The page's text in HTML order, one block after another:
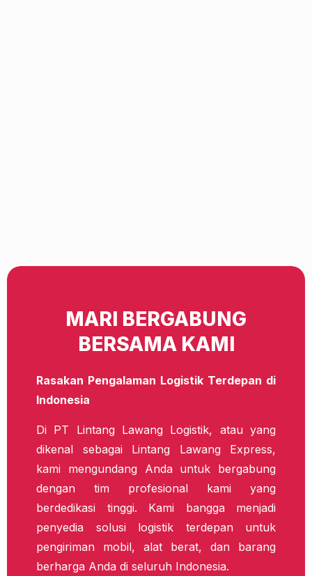
MARI BERGABUNG
BERSAMA KAMI
Rasakan Pengalaman Logistik Terdepan di
Indonesia
Di PT Lintang Lawang Logistik, atau yang
dikenal sebagai Lintang Lawang Express,
kami mengundang Anda untuk bergabung
dengan tim profesional kami yang
berdedikasi tinggi. Kami bangga menjadi
penyedia solusi logistik terdepan untuk
pengiriman mobil, alat berat, dan barang
berharga Anda di seluruh Indonesia.